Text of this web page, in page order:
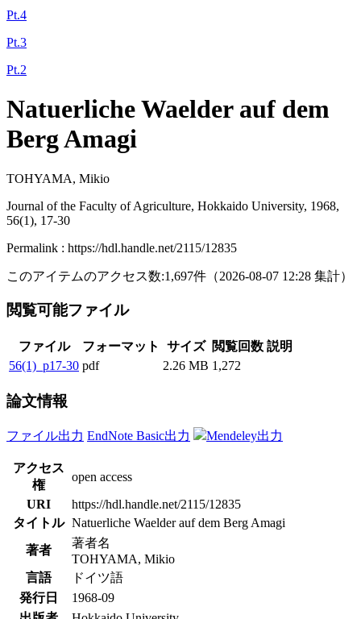
Pt.4
Pt.3
Pt.2
Natuerliche Waelder auf dem
Berg Amagi
TOHYAMA, Mikio
Journal of the Faculty of Agriculture, Hokkaido University, 1968,
56(1), 17-30
Permalink : https://hdl.handle.net/2115/12835
このアイテムのアクセス数:1,697件 （2026-08-07 12:28 集計）
閲覧可能ファイル
ファイル フォーマット サイズ 閲覧回数 説明
56(1)_p17-30 pdf 2.26 MB 1,272
論文情報
ファイル出力 EndNote Basic出力 Mendeley出力
アクセス
権
open access
URI
https://hdl.handle.net/2115/12835
タイトル Natuerliche Waelder auf dem Berg Amagi
著者
著者名
TOHYAMA, Mikio
言語
ドイツ語
発行日
1968-09